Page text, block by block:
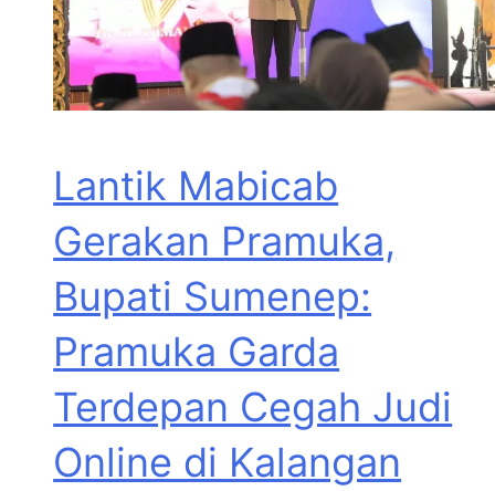
Lantik Mabicab
Gerakan Pramuka,
Bupati Sumenep:
Pramuka Garda
Terdepan Cegah Judi
Online di Kalangan